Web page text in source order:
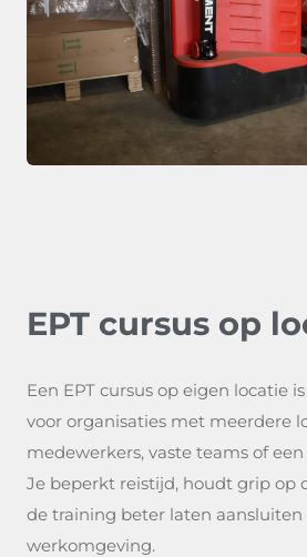
EPT cursus op
Een EPT cursus op eigen locatie
voor organisaties met meerdere
medewerkers, vaste teams of
Je beperkt reistijd, houdt grip op
de training beter laten aansluiten
werkomgeving.